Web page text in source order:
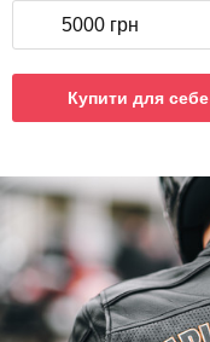
5000 грн
Купити для себе